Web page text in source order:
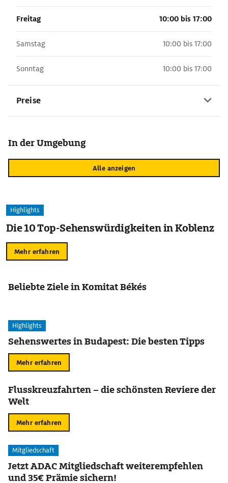
Freitag 10:00 bis 17:00
Samstag 10:00 bis 17:00
Sonntag 10:00 bis 17:00
Preise
In der Umgebung
Alle anzeigen
Highlights
Die 10 Top-Sehenswürdigkeiten in Koblenz
Mehr erfahren
Beliebte Ziele in Komitat Békés
Highlights
Sehenswertes in Budapest: Die besten Tipps
Mehr erfahren
Flusskreuzfahrten – die schönsten Reviere der
Welt
Mehr erfahren
Mitgliedschaft
Jetzt ADAC Mitgliedschaft weiterempfehlen
und 35€ Prämie sichern!